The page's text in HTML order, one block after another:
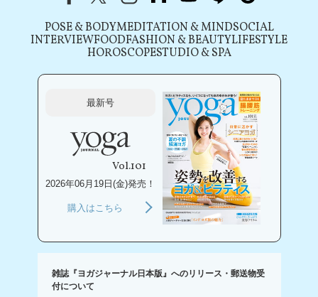
POSE & BODYMEDITATION & MINDSOCIAL
INTERVIEWFOODFASHION & BEAUTYLIFESTYLE
HOROSCOPESTUDIO & SPA
最新号
Vol.101
2026年06月19日(金)発売！
購入はこちら
雑誌『ヨガジャーナル日本版』へのリリース・郵送物受
付について